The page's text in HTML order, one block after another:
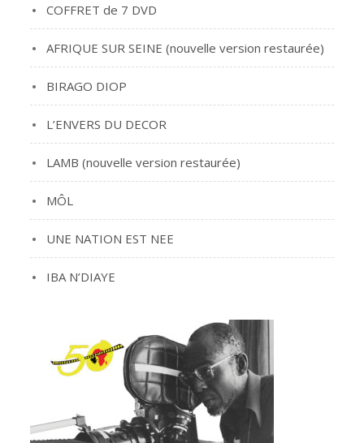
COFFRET de 7 DVD
AFRIQUE SUR SEINE (nouvelle version restaurée)
BIRAGO DIOP
L’ENVERS DU DECOR
LAMB (nouvelle version restaurée)
MÔL
UNE NATION EST NEE
IBA N’DIAYE